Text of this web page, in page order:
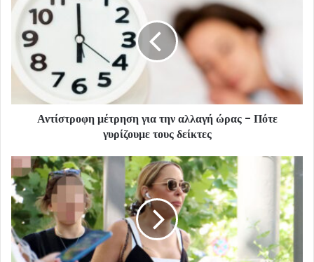
Αντίστροφη μέτρηση για την αλλαγή ώρας - Πότε
γυρίζουμε τους δείκτες